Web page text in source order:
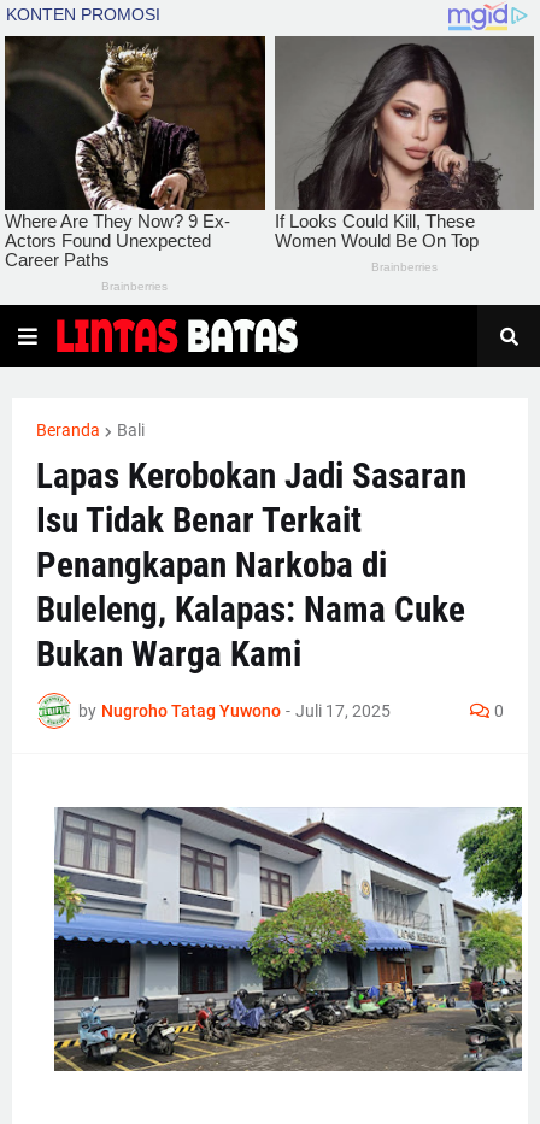
Beranda Bali
Lapas Kerobokan Jadi Sasaran
Isu Tidak Benar Terkait
Penangkapan Narkoba di
Buleleng, Kalapas: Nama Cuke
Bukan Warga Kami
by Nugroho Tatag Yuwono - Juli 17, 2025 0